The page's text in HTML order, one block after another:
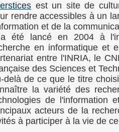
est un site de
rendre accessibles à un
et de la
été lancé en 2004 à
en informatique et
entre l'INRIA, le
des Sciences et
delà de ce que le titre
la variété des
de l'information
acteurs de la
à participer à la vie de